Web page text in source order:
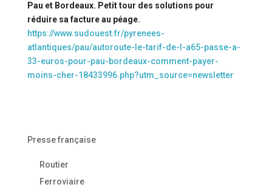
Pau et Bordeaux. Petit tour des solutions pour
réduire sa facture au péage.
https://www.sudouest.fr/pyrenees-
atlantiques/pau/autoroute-le-tarif-de-l-a65-passe-a-
33-euros-pour-pau-bordeaux-comment-payer-
moins-cher-18433996.php?utm_source=newsletter
Presse française
Routier
Ferroviaire